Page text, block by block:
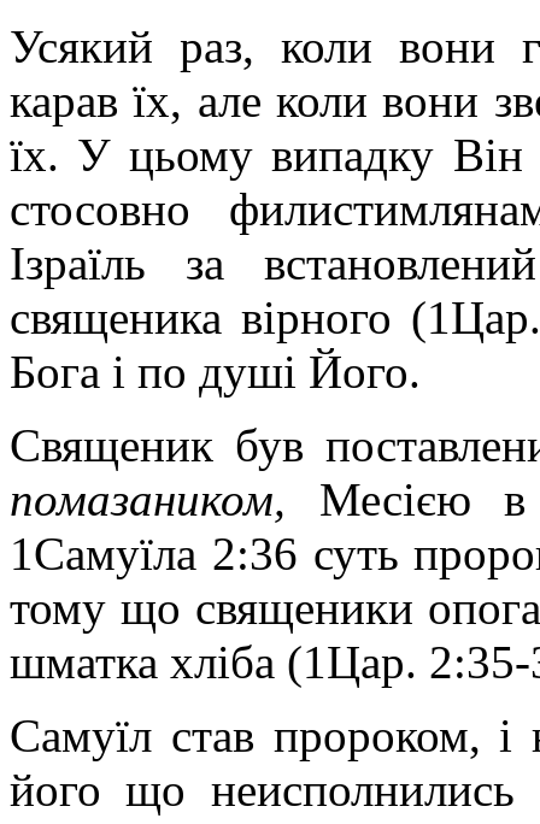
Усякий раз, коли вони
карав їх, але коли вони
їх. У цьому випадку Він
стосовно
Ізраїль за
священика вірного
Бога і по душі Його.
Священик був
помазаником, Месією
1Самуїла 2:36 суть
тому що священики
шматка хліба (1Цар.
Самуїл став пророком, і
його що неисполнились